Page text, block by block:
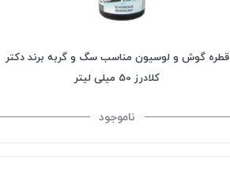
قطره گوش و لوسیون مناسب سگ و گربه برند دکتر
کلادرز 50 میلی لیتر
ناموجود